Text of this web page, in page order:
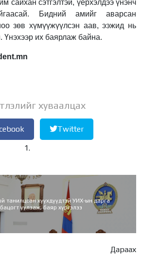
сайхан сэтгэлтэй, үерхэлдээ үнэнч
Бидний амийг аварсан
зөв хүмүүжүүлсэн аав, ээжид нь
Үнэхээр их баярлаж байна.
хуваалцах
Twitter
танилцсан хүүхдүүдтэй УИХ-ын дарга
уулзаж, баяр хүргэлээ
Дараах